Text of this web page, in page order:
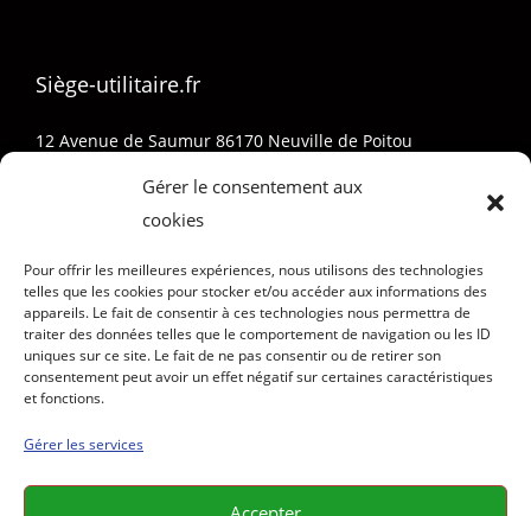
Gérer le consentement aux
cookies
Pour offrir les meilleures expériences, nous utilisons des technologies
telles que les cookies pour stocker et/ou accéder aux informations des
appareils. Le fait de consentir à ces technologies nous permettra de
traiter des données telles que le comportement de navigation ou les ID
uniques sur ce site. Le fait de ne pas consentir ou de retirer son
consentement peut avoir un effet négatif sur certaines caractéristiques
et fonctions.
Gérer les services
Siège-utilitaire.fr
12 Avenue de Saumur 86170 Neuville de Poitou
Sieges-Pro@outlook.fr